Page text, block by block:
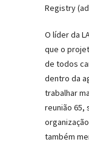
Registry
O líder da
que o
de todos
dentro da
trabalhar
reunião 65,
também